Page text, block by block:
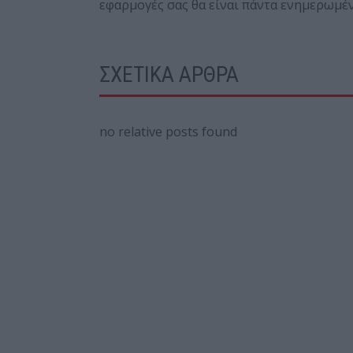
εφαρμογές σας θα είναι πάντα
ΣΧΕΤΙΚΑ ΑΡΘΡΑ
no relative posts found